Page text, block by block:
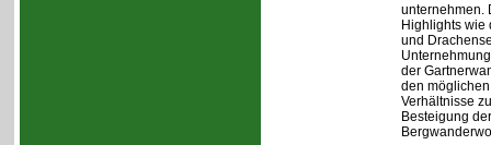
unternehmen.
Highlights wie
und
der
den
Verhältnisse
Besteigung